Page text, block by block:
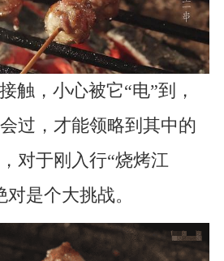
触，小心被它“电”到，
过，才能领略到其中的
对于刚入行“烧烤江
是个大挑战。